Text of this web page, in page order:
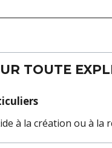
TOUTE
à la création ou à la